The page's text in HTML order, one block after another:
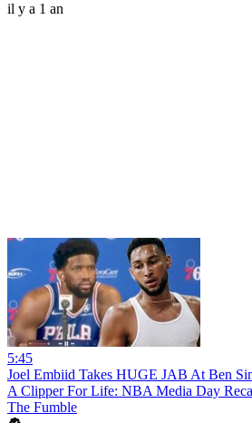
il y a 1 an
5:45
Joel Embiid Takes HUGE JAB At Ben
A Clipper For Life: NBA Media Day
The Fumble